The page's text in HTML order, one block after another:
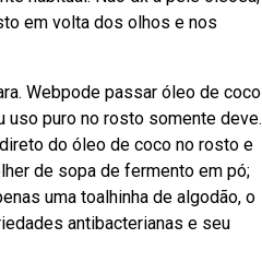
em volta dos olhos e nos
Webpode passar óleo de coco
uso puro no rosto somente deve.
do óleo de coco no rosto e
de sopa de fermento em pó;
uma toalhinha de algodão, o
antibacterianas e seu